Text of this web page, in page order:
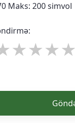
Maks: 200 simvol